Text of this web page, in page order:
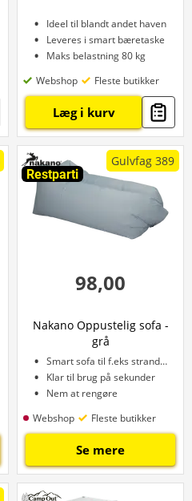
Ideel til blandt andet haven
Leveres i smart bæretaske
Maks belastning 80 kg
Webshop
Fleste butikker
Læg i kurv
Restparti
Gulvfag 389
98,00
Nakano Oppustelig sofa -
grå
Smart sofa til f.eks stranden
Klar til brug på sekunder
Nem at rengøre
Webshop
Fleste butikker
Se mere